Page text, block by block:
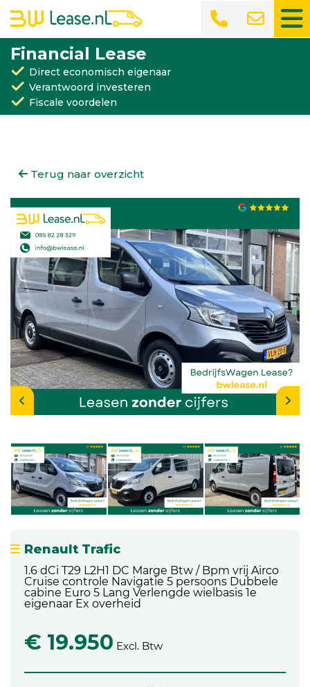
Financial Lease
Direct economisch eigenaar
Verantwoord investeren
Fiscale voordelen
Terug naar overzicht
Renault Trafic
1.6 dCi T29 L2H1 DC Marge Btw / Bpm vrij Airco
Cruise controle Navigatie 5 persoons Dubbele
cabine Euro 5 Lang Verlengde wielbasis 1e
eigenaar Ex overheid
€ 19.950 Excl. Btw